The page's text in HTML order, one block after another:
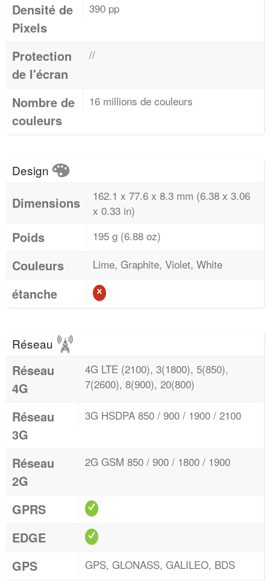
Densité de
Pixels
390 pp
Protection
de l'écran
//
Nombre de
couleurs
16 millions de couleurs
Design
Dimensions
162.1 x 77.6 x 8.3 mm (6.38 x 3.06
x 0.33 in)
Poids 195 g (6.88 oz)
Couleurs Lime, Graphite, Violet, White
étanche
Réseau
Réseau
4G
4G LTE (2100), 3(1800), 5(850),
7(2600), 8(900), 20(800)
Réseau
3G
3G HSDPA 850 / 900 / 1900 / 2100
Réseau
2G
2G GSM 850 / 900 / 1800 / 1900
GPRS
EDGE
GPS
GPS, GLONASS, GALILEO, BDS